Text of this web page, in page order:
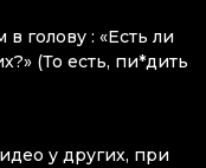
голову : «Есть ли
(То есть, пи*дить
у других, при